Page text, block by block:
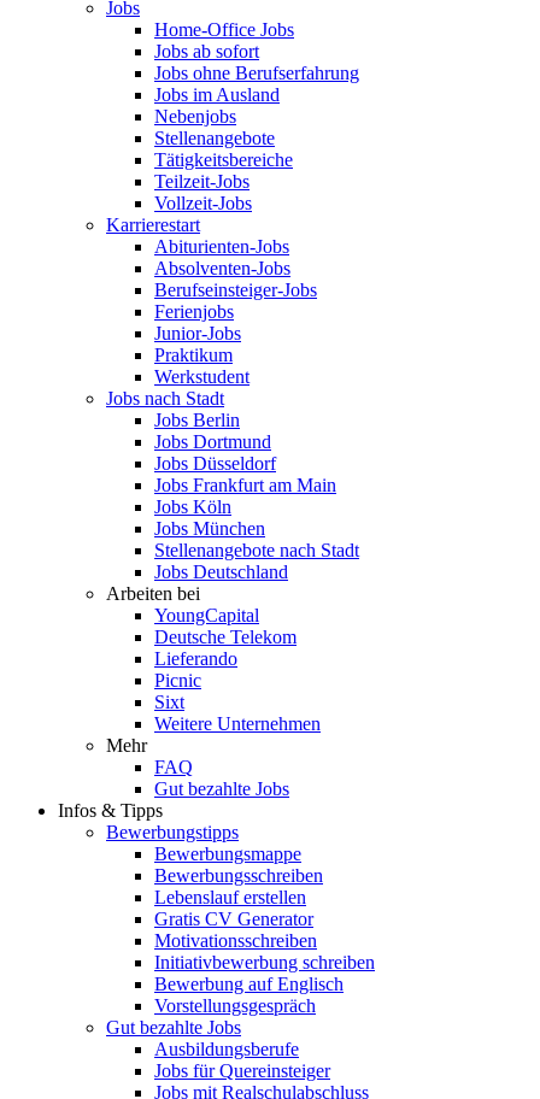
Jobs
Home-Office Jobs
Jobs ab sofort
Jobs ohne Berufserfahrung
Jobs im Ausland
Nebenjobs
Stellenangebote
Tätigkeitsbereiche
Teilzeit-Jobs
Vollzeit-Jobs
Karrierestart
Abiturienten-Jobs
Absolventen-Jobs
Berufseinsteiger-Jobs
Ferienjobs
Junior-Jobs
Praktikum
Werkstudent
Jobs nach Stadt
Jobs Berlin
Jobs Dortmund
Jobs Düsseldorf
Jobs Frankfurt am Main
Jobs Köln
Jobs München
Stellenangebote nach Stadt
Jobs Deutschland
Arbeiten bei
YoungCapital
Deutsche Telekom
Lieferando
Picnic
Sixt
Weitere Unternehmen
Mehr
FAQ
Gut bezahlte Jobs
Infos & Tipps
Bewerbungstipps
Bewerbungsmappe
Bewerbungsschreiben
Lebenslauf erstellen
Gratis CV Generator
Motivationsschreiben
Initiativbewerbung schreiben
Bewerbung auf Englisch
Vorstellungsgespräch
Gut bezahlte Jobs
Ausbildungsberufe
Jobs für Quereinsteiger
Jobs mit Realschulabschluss